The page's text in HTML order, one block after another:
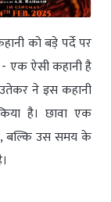
को बड़े पर्दे पर
एक ऐसी कहानी है
ने इस कहानी
है। छावा एक
बल्कि उस समय के